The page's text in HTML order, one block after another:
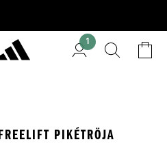
1
PIKÉTRÖJA